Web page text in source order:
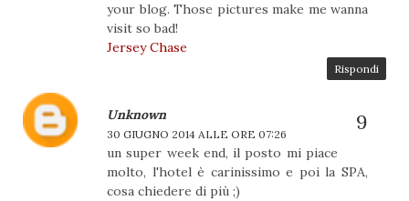
your blog. Those pictures make me wanna
visit so bad!
Jersey Chase
Rispondi
Unknown
30 GIUGNO 2014 ALLE ORE 07:26
un super week end, il posto mi piace
molto, l'hotel è carinissimo e poi la SPA,
cosa chiedere di più ;)